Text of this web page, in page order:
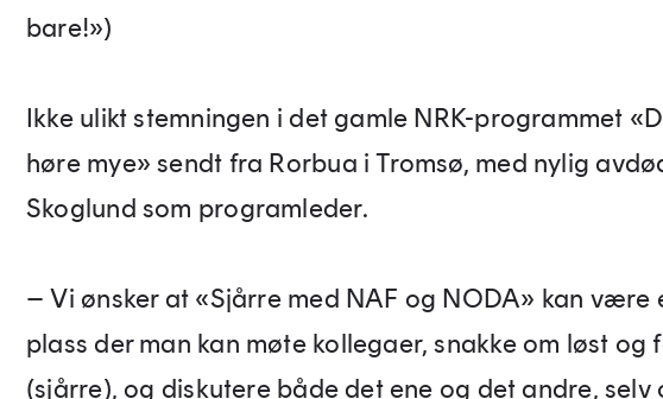
bare!»)
Ikke ulikt stemningen i det gamle NRK-programmet
høre mye» sendt fra Rorbua i Tromsø, med nylig
Skoglund som programleder.
– Vi ønsker at «Sjårre med NAF og NODA» kan være
plass der man kan møte kollegaer, snakke om løst og
(sjårre), og diskutere både det ene og det andre, selv